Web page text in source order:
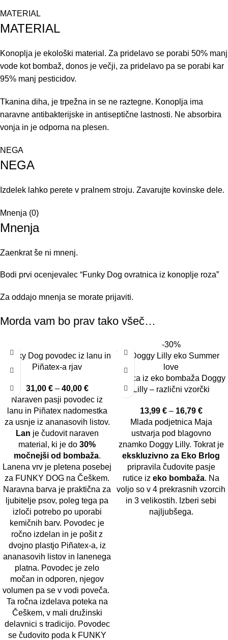
MATERIAL
MATERIAL
Konoplja je ekološki material. Za pridelavo se porabi 50% manj
vode kot bombaž, donos je večji, za pridelavo pa se porabi kar
95% manj pesticidov.
Tkanina diha, je trpežna in se ne raztegne. Konoplja ima
naravne antibakterijske in antiseptične lastnosti. Ne absorbira
vonja in je odporna na plesen.
NEGA
NEGA
Izdelek lahko perete v pralnem stroju. Zavarujte kovinske dele.
Mnenja (0)
Mnenja
Zaenkrat še ni mnenj.
Bodi prvi ocenjevalec “Funky Dog ovratnica iz konoplje roza”
Za oddajo mnenja se morate prijaviti.
Morda vam bo prav tako všeč…
Funky Dog povodec iz lanu in
Piñatex-a rjav
31,00 € – 40,00 €
Naraven pasji povodec iz
lanu in Piñatex nadomestka
za usnje iz ananasovih listov.
Lan je čudovit naraven
material, ki je do 30%
močnejši od bombaža.
Lanena vrv je pletena posebej
za FUNKY DOG na Češkem.
Naravna barva je praktična za
ljubitelje psov, poleg tega pa
izloči potrebo po uporabi
kemičnih barv. Povodec je
ročno izdelan in je pošit z
dvojno plastjo Piñatex-a, iz
ananasovih listov in lanenega
platna. Povodec je zelo
močan in odporen, njegov
volumen pa se v vodi poveča.
Ta ročna izdelava poteka na
Češkem, v mali družinski
delavnici s tradicijo. Povodec
se čudovito poda k FUNKY
-30%
Rutica iz eko bombaža Doggy
Lilly – različni vzorčki
13,99 € – 16,79 €
Mlada podjetnica Maja
ustvarja pod blagovno
znamko Doggy Lilly. Tokrat je
ekskluzivno za Eko Brlog
pripravila čudovite pasje
rutice iz eko bombaža. Na
voljo so v 4 prekrasnih vzorcih
in 3 velikostih. Izberi sebi
najljubšega.